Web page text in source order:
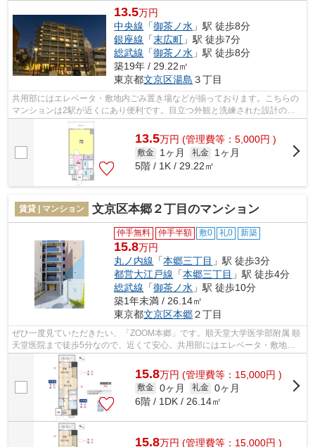
13.5万円
中央線 「御茶ノ水 」駅 徒歩8分
銀座線 「末広町 」駅 徒歩7分
総武線 「御茶ノ水 」駅 徒歩8分
築19年 / 29.22㎡
東京都文京区湯島 ３丁目
共用部にはエレベータ・敷地内ごみ置き場などが揃っております。こちらの
マンションは2駅が近くにあり便利です。目立つ外観と洗練された設計の内
装を持つデザイナーズ。防犯が強化され...
13.5万円 (管理費等：5,000円 )
敷金 1ヶ月 礼金
1ヶ月
5階 / 1K / 29.22㎡
賃貸 | マンション 文京区本郷２丁目のマンション
仲手無料 仲手半額 敷0 礼0 新築
15.8万円
丸ノ内線 「本郷三丁目 」駅 徒歩3分
都営大江戸線 「本郷三丁目 」駅 徒歩4分
総武線 「御茶ノ水 」駅 徒歩10分
築1年未満 / 26.14㎡
東京都文京区本郷２丁目
ぜひ一度見ていただきたい、「ZOOM本郷」です。順天堂大学医学部附属 順
天堂医院まで徒歩5分なので、近くて安心。共用部にはエレベータ・敷地内
ごみ置き場などが揃っております。こだ...
15.8万円 (管理費等：15,000円 )
敷金 0ヶ月 礼金 0ヶ月
6階 / 1DK / 26.14㎡
15.8万円 (管理費等：15,000円 )